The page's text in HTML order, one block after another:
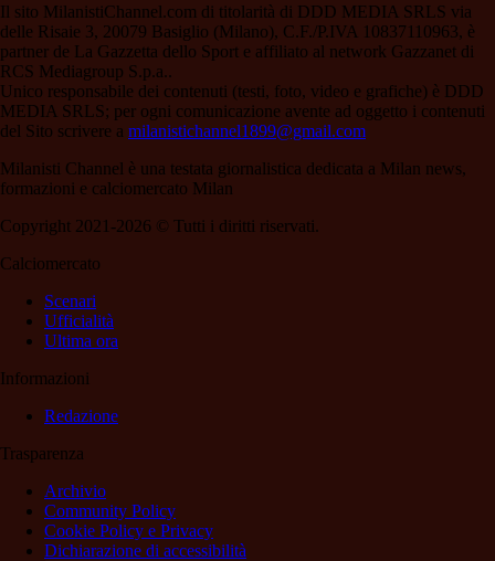
Il sito MilanistiChannel.com di titolarità di DDD MEDIA SRLS via
delle Risaie 3, 20079 Basiglio (Milano), C.F./P.IVA 10837110963, è
partner de La Gazzetta dello Sport e affiliato al network Gazzanet di
RCS Mediagroup S.p.a..
Unico responsabile dei contenuti (testi, foto, video e grafiche) è DDD
MEDIA SRLS; per ogni comunicazione avente ad oggetto i contenuti
del Sito scrivere a milanistichannel1899@gmail.com
Milanisti Channel è una testata giornalistica dedicata a Milan news,
formazioni e calciomercato Milan
Copyright 2021-2026 © Tutti i diritti riservati.
Calciomercato
Scenari
Ufficialità
Ultima ora
Informazioni
Redazione
Trasparenza
Archivio
Community Policy
Cookie Policy e Privacy
Dichiarazione di accessibilità